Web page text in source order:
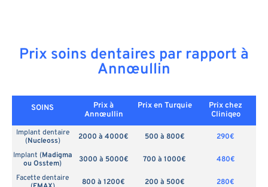
Prix soins dentaires par rapport à
Annœullin
SOINS
Prix à
Annœullin
Prix en Turquie
Prix chez
Cliniqeo
Implant dentaire
(Nucleoss) 2000 à 4000€ 500 à 800€
290€
Implant (Madigma
ou Osstem) 3000 à 5000€ 700 à 1000€
480€
Facette dentaire
800 à 1200€ 200 à 500€
280€